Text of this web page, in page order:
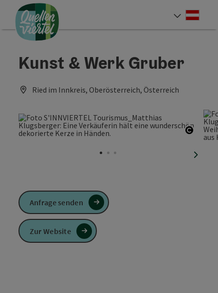
Zum Inhalt
Zur Navigation
Zum Seitenanfang
Kunst & Werk Gruber
Ried im Innkreis, Oberösterreich, Österreich
Anfrage senden
Zur Website